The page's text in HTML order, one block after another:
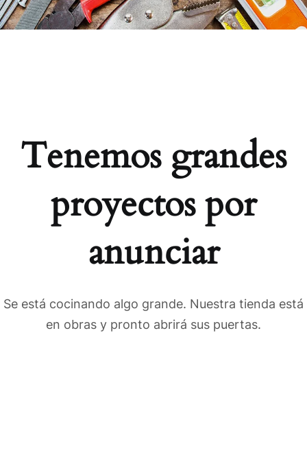
Tenemos grandes
proyectos por
anunciar
Se está cocinando algo grande. Nuestra tienda está
en obras y pronto abrirá sus puertas.